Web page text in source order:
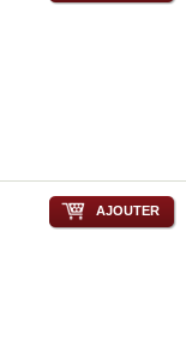
AJOUTER